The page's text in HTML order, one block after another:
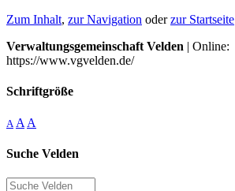
Zum Inhalt, zur Navigation oderzur Startseite
Verwaltungsgemeinschaft Velden | Online:
https://www.vgvelden.de/
Schriftgröße
A A A
Suche Velden